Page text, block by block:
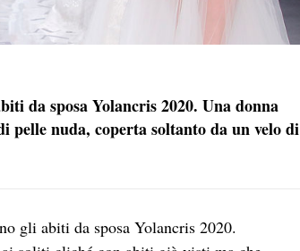
da sposa Yolancris 2020. Una donna
pelle nuda, coperta soltanto da un velo di
gli abiti da sposa Yolancris 2020.